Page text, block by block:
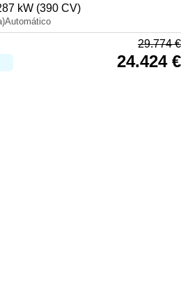
kW (390 CV)
Automático
29.774€
24.424 €